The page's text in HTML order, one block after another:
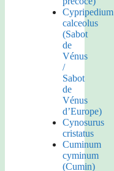
Cypripedium
calceolus
(Sabot
de
Vénus
/
Sabot
de
Vénus
d’Europe)
Cynosurus
cristatus
Cuminum
cyminum
(Cumin)